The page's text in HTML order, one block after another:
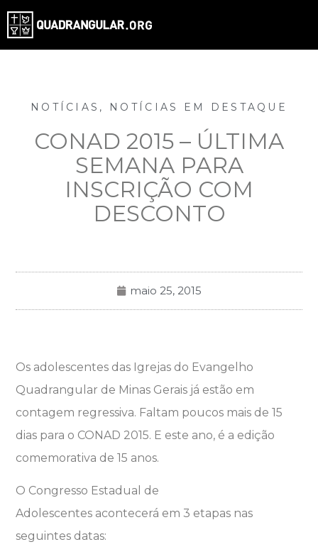
NOTÍCIAS , NOTÍCIAS EM DESTAQUE
CONAD 2015 – ÚLTIMA
SEMANA PARA
INSCRIÇÃO COM
DESCONTO
maio 25, 2015
Os adolescentes das Igrejas do Evangelho
Quadrangular de Minas Gerais já estão em
contagem regressiva. Faltam poucos mais de 15
dias para o CONAD 2015. E este ano, é a edição
comemorativa de 15 anos.
O Congresso Estadual de
Adolescentes acontecerá em 3 etapas nas
seguintes datas: